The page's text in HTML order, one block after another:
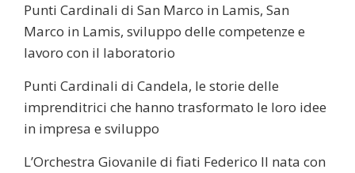
Punti Cardinali di San Marco in Lamis, San
Marco in Lamis, sviluppo delle competenze e
lavoro con il laboratorio
Punti Cardinali di Candela, le storie delle
imprenditrici che hanno trasformato le loro idee
in impresa e sviluppo
L’Orchestra Giovanile di fiati Federico II nata con